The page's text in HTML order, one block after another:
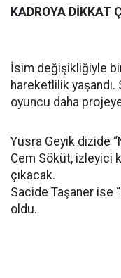
KADROYA DİKKAT
İsim değişikliğiyle
hareketlilik
oyuncu daha
Yüsra Geyik dizide
Cem Söküt, izleyici
çıkacak.
Sacide Taşaner ise
oldu.